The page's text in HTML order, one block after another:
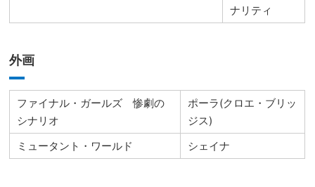
ナリティ
外画
ファイナル・ガールズ 惨劇の
シナリオ
ポーラ(クロエ・ブリッ
ジス)
ミュータント・ワールド
シェイナ